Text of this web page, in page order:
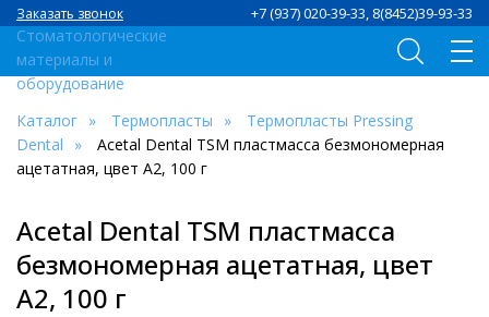
+7 (937) 020-39-33, 8(8452)39-93-33
Заказать звонок
Каталог Термопласты
Термопласты Pressing
Dental
Acetal Dental TSM пластмасса безмономерная
ацетатная, цвет A2, 100 г
Acetal Dental TSM пластмасса
безмономерная ацетатная, цвет
A2, 100 г